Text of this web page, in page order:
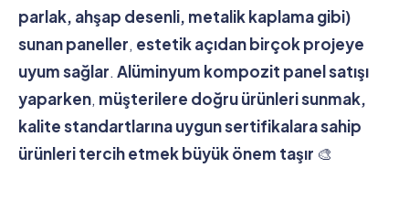
parlak, ahşap desenli, metalik kaplama gibi)
sunan paneller, estetik açıdan birçok projeye
uyum sağlar. Alüminyum kompozit panel satışı
yaparken, müşterilere doğru ürünleri sunmak,
kalite standartlarına uygun sertifikalara sahip
ürünleri tercih etmek büyük önem taşır 🎨